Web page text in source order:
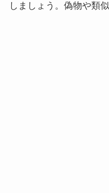
しましょう。偽物や類